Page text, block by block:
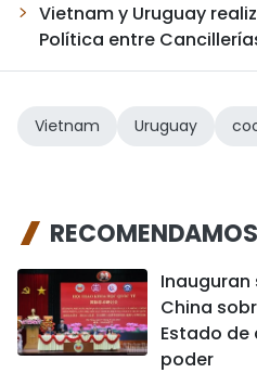
Vietnam y Uruguay
Política entre
Vietnam Uruguay
RECOMENDAMOS
China
Estado de
poder